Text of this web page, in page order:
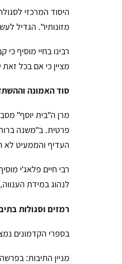
​היסוד המרכזי
מזונותיו". הגדיל
​רבינו בחיי מוסיף
מציין כי אם בכל
סוד האמונה
​מרן ה"בית יוסף"
פרטית. ב"משנה
העדיף והממעיט
​רבי חיים פלאג'י
לנהוג במידת
רמזים וסגולות
​בספרי הקדמונים
​מניין התיבות: